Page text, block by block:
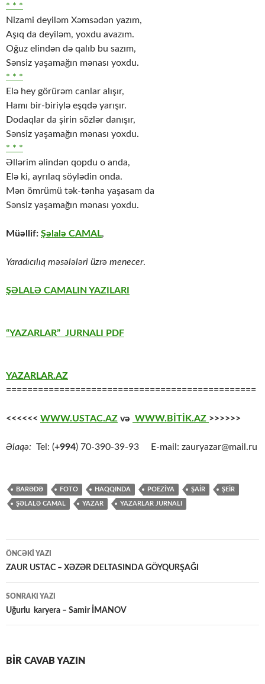
* * *
Nizami deyiləm Xəmsədən yazım,
Aşıq da deyiləm, yoxdu avazım.
Oğuz elindən də qalıb bu sazım,
Sənsiz yaşamağın mənası yoxdu.
* * *
Elə hey görürəm canlar alışır,
Hamı bir-biriylə eşqdə yarışır.
Dodaqlar da şirin sözlər danışır,
Sənsiz yaşamağın mənası yoxdu.
* * *
Əllərim əlindən qopdu o anda,
Elə ki, ayrılaq söylədin onda.
Mən ömrümü tək-tənha yaşasam da
Sənsiz yaşamağın mənası yoxdu.
Müəllif: Şəlalə CAMAL,
Yaradıcılıq məsələləri üzrə menecer.
ŞƏLALƏ CAMALIN YAZILARI
“YAZARLAR” JURNALI PDF
YAZARLAR.AZ
===============================================
<<<<<< WWW.USTAC.AZ və WWW.BİTİK.AZ >>>>>>
Əlaqə: Tel: (+994) 70-390-39-93 E-mail: zauryazar@mail.ru
BARƏDƏ FOTO HAQQINDA POEZİYA ŞAİR ŞEİR
ŞƏLALƏ CAMAL YAZAR YAZARLAR JURNALI
Yazılar
üzrə
naviqasiya
ÖNCƏKI YAZI
ZAUR USTAC – XƏZƏR DELTASINDA GÖYQURŞAĞI
SONRAKI YAZI
Uğurlu karyera – Samir İMANOV
BIR CAVAB YAZIN